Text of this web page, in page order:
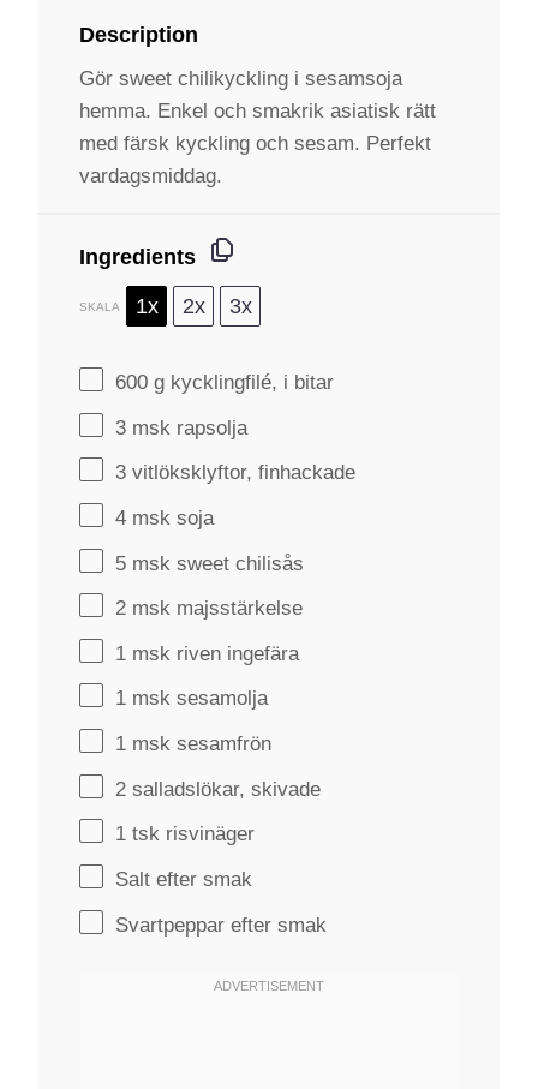
Description
Gör sweet chilikyckling i sesamsoja
hemma. Enkel och smakrik asiatisk rätt
med färsk kyckling och sesam. Perfekt
vardagsmiddag.
Ingredients
SKALA 1x 2x 3x
600 g kycklingfilé, i bitar
3 msk rapsolja
3 vitlöksklyftor, finhackade
4 msk soja
5 msk sweet chilisås
2 msk majsstärkelse
1 msk riven ingefära
1 msk sesamolja
1 msk sesamfrön
2 salladslökar, skivade
1 tsk risvinäger
Salt efter smak
Svartpeppar efter smak